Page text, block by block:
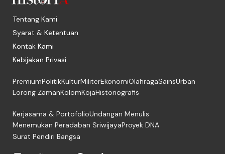
Tentang Kami
Syarat & Ketentuan
Kontak Kami
Kebijakan Privasi
PremiumPolitikKulturMiliterEkonomiOlahragaSainsUrban
Lorong ZamanKolomKojaHistoriografis
Kerjasama & PortofolioUndangan Menulis
Menemukan Peradaban SriwijayaProyek DNA
Surat Pendiri Bangsa